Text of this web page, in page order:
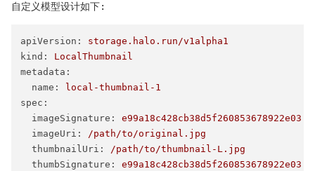
自定义模型设计如下:
apiVersion:
storage.halo.run/v1alpha1
kind:
LocalThumbnail
metadata:
name:
local-thumbnail-1
spec:
imageSignature:
e99a18c428cb38d5f260853678922e03
imageUri:
/path/to/original.jpg
thumbnailUri:
/path/to/thumbnail-L.jpg
thumbSignature:
e99a18c428cb38d5f260853678922e03